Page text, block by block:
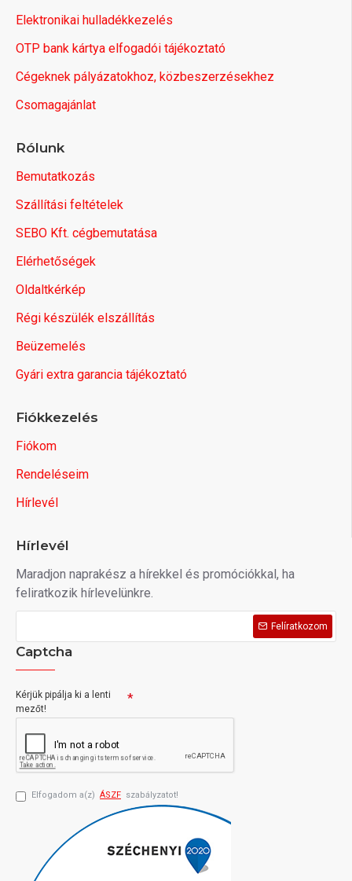
Elektronikai hulladékkezelés
OTP bank kártya elfogadói tájékoztató
Cégeknek pályázatokhoz, közbeszerzésekhez
Csomagajánlat
Rólunk
Bemutatkozás
Szállítási feltételek
SEBO Kft. cégbemutatása
Elérhetőségek
Oldaltkérkép
Régi készülék elszállítás
Beüzemelés
Gyári extra garancia tájékoztató
Fiókkezelés
Fiókom
Rendeléseim
Hírlevél
Hírlevél
Maradjon naprakész a hírekkel és promóciókkal, ha
feliratkozik hírlevelünkre.
Felíratkozom
Captcha
Kérjük pipálja ki a lenti
mezőt!
Elfogadom a(z) ÁSZF szabályzatot!